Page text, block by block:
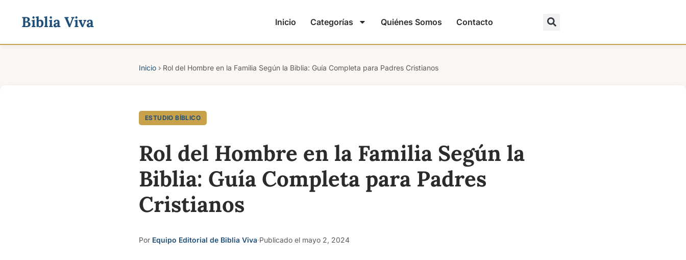
Biblia Viva Inicio Categorías Quiénes Somos Contacto
Inicio › Rol del Hombre en la Familia Según la Biblia: Guía Completa para Padres Cristianos
ESTUDIO BÍBLICO
Rol del Hombre en la Familia Según la
Biblia: Guía Completa para Padres
Cristianos
Por Equipo Editorial de Biblia Viva·Publicado el mayo 2, 2024